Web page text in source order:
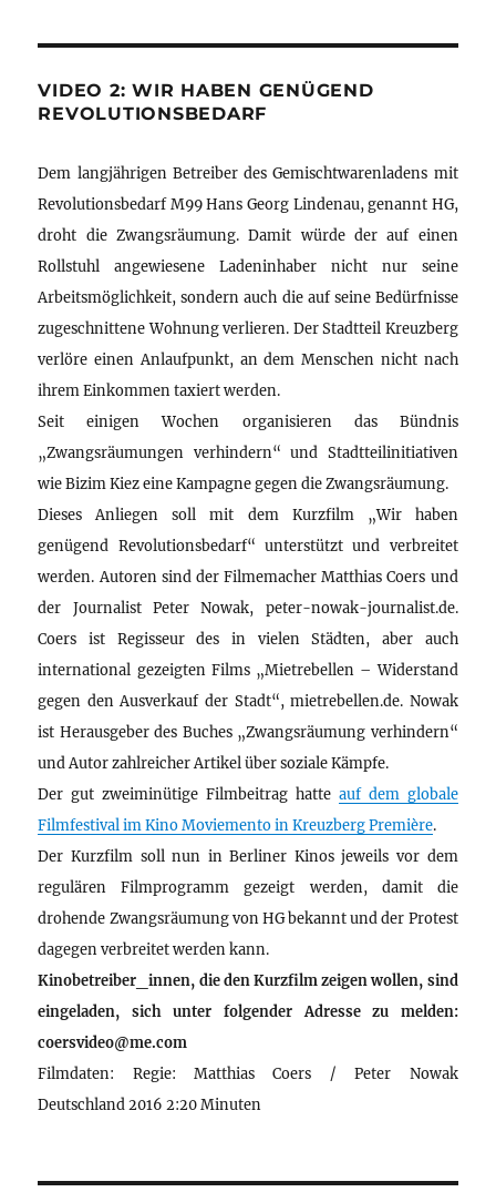
VIDEO 2: WIR HABEN GENÜGEND
REVOLUTIONSBEDARF
Dem langjährigen Betreiber des Gemischtwarenladens mit
Revolutionsbedarf M99 Hans Georg Lindenau, genannt HG,
droht die Zwangsräumung. Damit würde der auf einen
Rollstuhl angewiesene Ladeninhaber nicht nur seine
Arbeitsmöglichkeit, sondern auch die auf seine Bedürfnisse
zugeschnittene Wohnung verlieren. Der Stadtteil Kreuzberg
verlöre einen Anlaufpunkt, an dem Menschen nicht nach
ihrem Einkommen taxiert werden.
Seit einigen Wochen organisieren das Bündnis
„Zwangsräumungen verhindern“ und Stadtteilinitiativen
wie Bizim Kiez eine Kampagne gegen die Zwangsräumung.
Dieses Anliegen soll mit dem Kurzfilm „Wir haben
genügend Revolutionsbedarf“ unterstützt und verbreitet
werden. Autoren sind der Filmemacher Matthias Coers und
der Journalist Peter Nowak, peter-nowak-journalist.de.
Coers ist Regisseur des in vielen Städten, aber auch
international gezeigten Films „Mietrebellen – Widerstand
gegen den Ausverkauf der Stadt“, mietrebellen.de. Nowak
ist Herausgeber des Buches „Zwangsräumung verhindern“
und Autor zahlreicher Artikel über soziale Kämpfe.
Der gut zweiminütige Filmbeitrag hatte auf dem globale
Filmfestival im Kino Moviemento in Kreuzberg Première.
Der Kurzfilm soll nun in Berliner Kinos jeweils vor dem
regulären Filmprogramm gezeigt werden, damit die
drohende Zwangsräumung von HG bekannt und der Protest
dagegen verbreitet werden kann.
Kinobetreiber_innen, die den Kurzfilm zeigen wollen, sind
eingeladen, sich unter folgender Adresse zu melden:
coersvideo@me.com
Filmdaten: Regie: Matthias Coers / Peter Nowak
Deutschland 2016 2:20 Minuten